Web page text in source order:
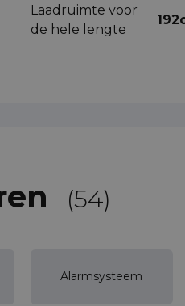
Laadruimte voor
de hele lengte
(54)
Alarmsysteem